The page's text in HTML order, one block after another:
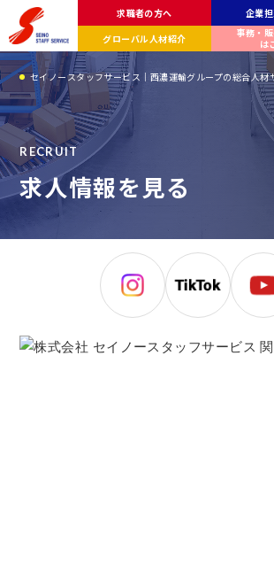
求職者の方へ
企業
グローバル人材紹介
事務・
は
R ECRUIT
求人情報を見る
セイノースタッフサービス｜西濃運輸グループの総合人材